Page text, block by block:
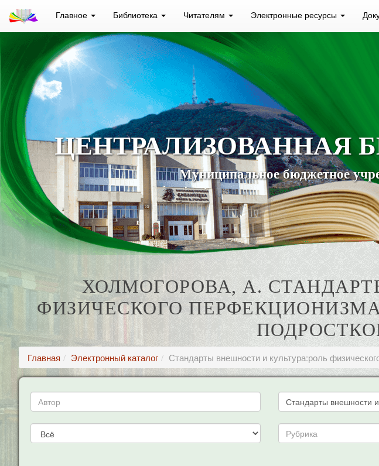
Главное Библиотека Читателям Электронные ресурсы
ЦЕНТРАЛИЗОВАННАЯ
Муниципальное бюджетное
ХОЛМОГОРОВА, А.
ФИЗИЧЕСКОГО
Главная Электронный каталог Стандарты внешности и культура:роль